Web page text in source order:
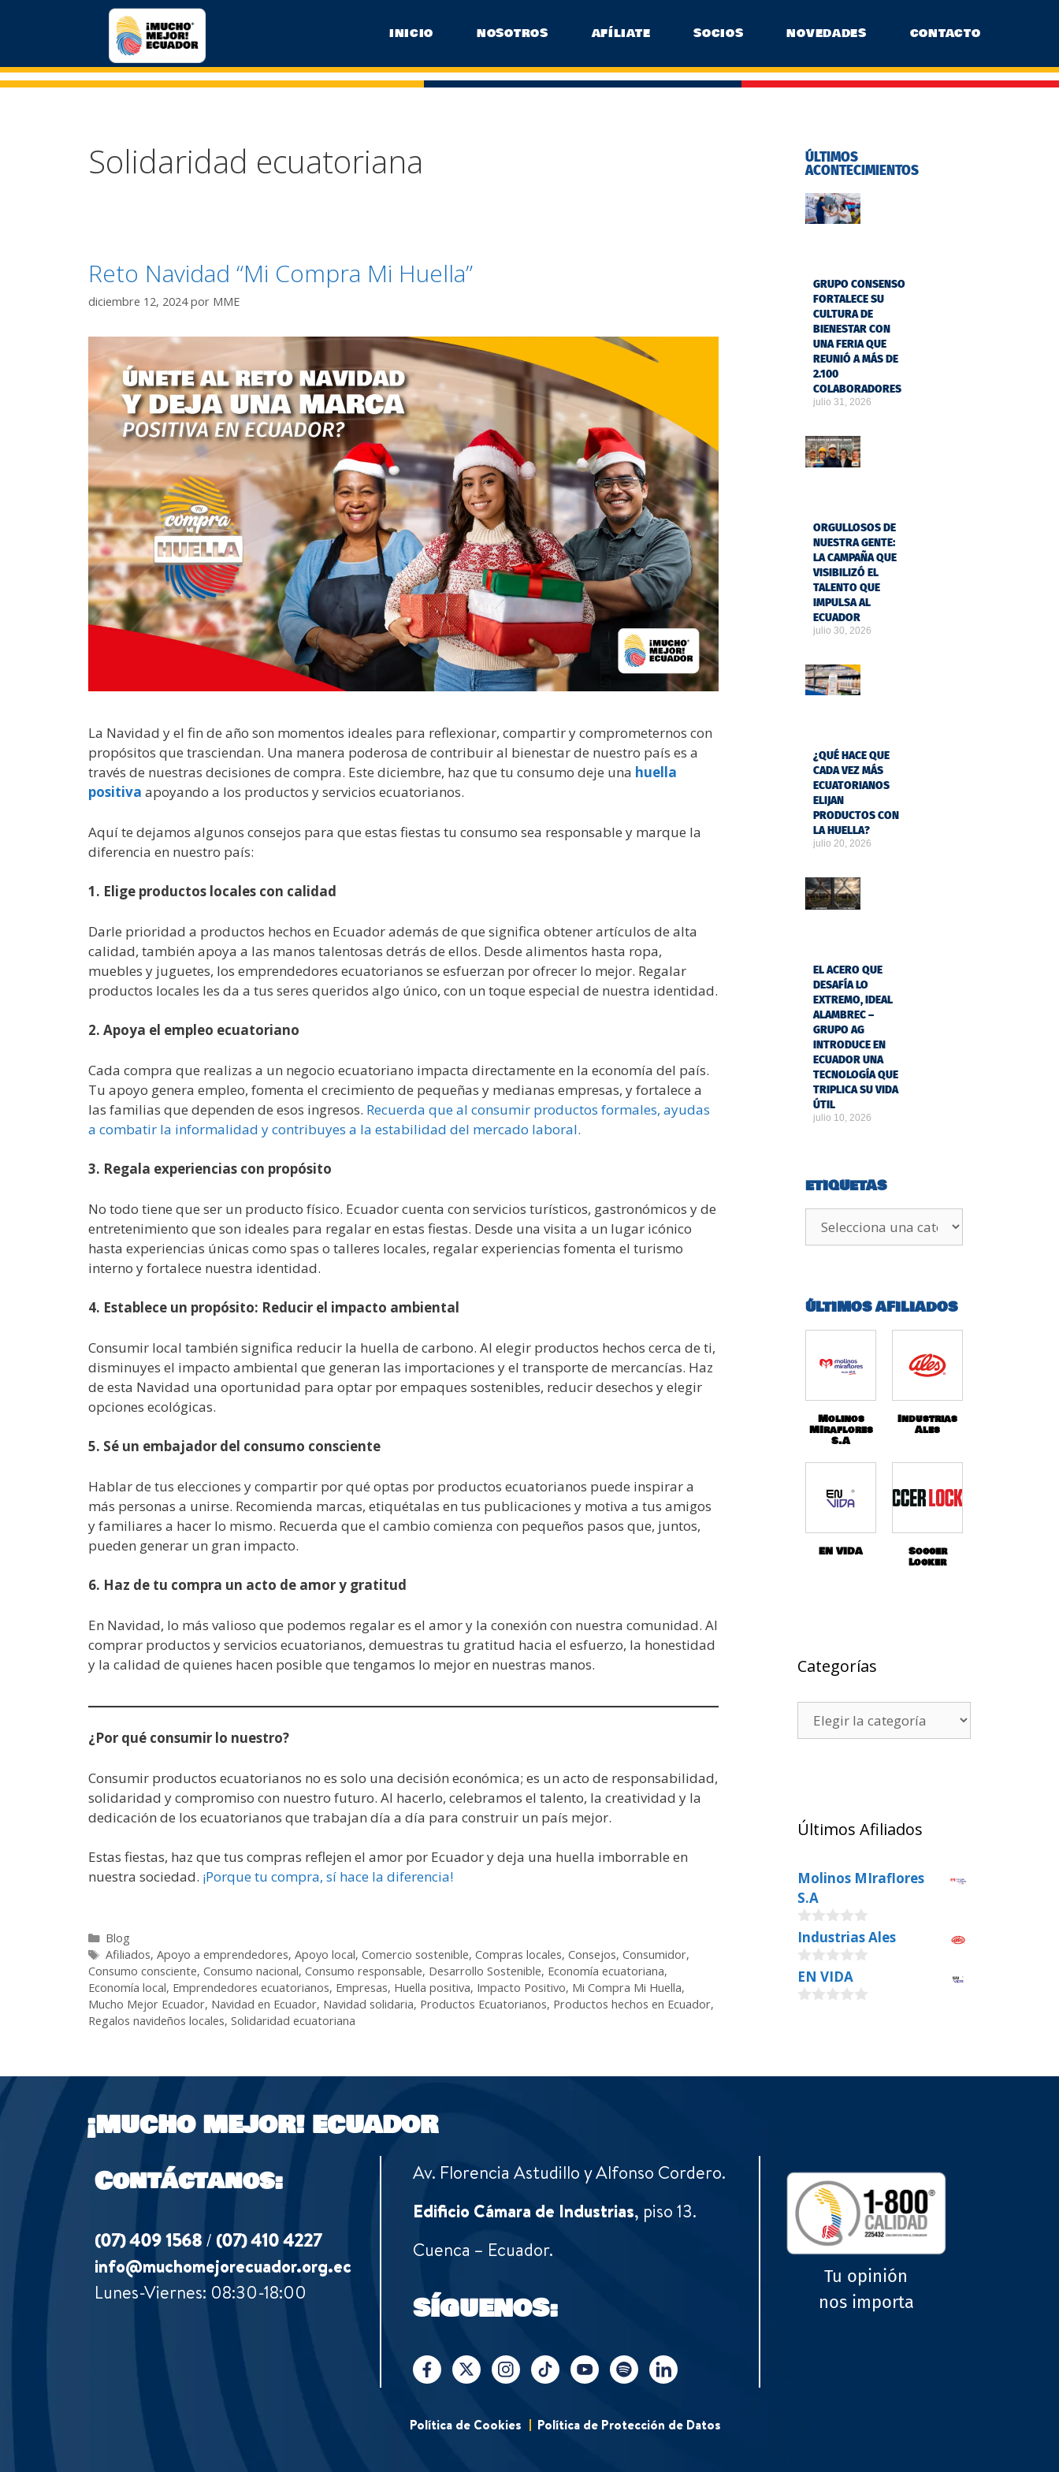
INICIO NOSOTROS AFÍLIATE SOCIOS NOVEDADES CONTACTO
Solidaridad ecuatoriana
Reto Navidad “Mi Compra Mi Huella”
diciembre 12, 2024 por MME
La Navidad y el fin de año son momentos ideales para reflexionar, compartir y comprometernos con
propósitos que trasciendan. Una manera poderosa de contribuir al bienestar de nuestro país es a
través de nuestras decisiones de compra. Este diciembre, haz que tu consumo deje una huella
positiva apoyando a los productos y servicios ecuatorianos.
Aquí te dejamos algunos consejos para que estas fiestas tu consumo sea responsable y marque la
diferencia en nuestro país:
1. Elige productos locales con calidad
Darle prioridad a productos hechos en Ecuador además de que significa obtener artículos de alta
calidad, también apoya a las manos talentosas detrás de ellos. Desde alimentos hasta ropa,
muebles y juguetes, los emprendedores ecuatorianos se esfuerzan por ofrecer lo mejor. Regalar
productos locales les da a tus seres queridos algo único, con un toque especial de nuestra identidad.
2. Apoya el empleo ecuatoriano
Cada compra que realizas a un negocio ecuatoriano impacta directamente en la economía del país.
Tu apoyo genera empleo, fomenta el crecimiento de pequeñas y medianas empresas, y fortalece a
las familias que dependen de esos ingresos. Recuerda que al consumir productos formales, ayudas
a combatir la informalidad y contribuyes a la estabilidad del mercado laboral.
3. Regala experiencias con propósito
No todo tiene que ser un producto físico. Ecuador cuenta con servicios turísticos, gastronómicos y de
entretenimiento que son ideales para regalar en estas fiestas. Desde una visita a un lugar icónico
hasta experiencias únicas como spas o talleres locales, regalar experiencias fomenta el turismo
interno y fortalece nuestra identidad.
4. Establece un propósito: Reducir el impacto ambiental
Consumir local también significa reducir la huella de carbono. Al elegir productos hechos cerca de ti,
disminuyes el impacto ambiental que generan las importaciones y el transporte de mercancías. Haz
de esta Navidad una oportunidad para optar por empaques sostenibles, reducir desechos y elegir
opciones ecológicas.
5. Sé un embajador del consumo consciente
Hablar de tus elecciones y compartir por qué optas por productos ecuatorianos puede inspirar a
más personas a unirse. Recomienda marcas, etiquétalas en tus publicaciones y motiva a tus amigos
y familiares a hacer lo mismo. Recuerda que el cambio comienza con pequeños pasos que, juntos,
pueden generar un gran impacto.
6. Haz de tu compra un acto de amor y gratitud
En Navidad, lo más valioso que podemos regalar es el amor y la conexión con nuestra comunidad. Al
comprar productos y servicios ecuatorianos, demuestras tu gratitud hacia el esfuerzo, la honestidad
y la calidad de quienes hacen posible que tengamos lo mejor en nuestras manos.
¿Por qué consumir lo nuestro?
Consumir productos ecuatorianos no es solo una decisión económica; es un acto de responsabilidad,
solidaridad y compromiso con nuestro futuro. Al hacerlo, celebramos el talento, la creatividad y la
dedicación de los ecuatorianos que trabajan día a día para construir un país mejor.
Estas fiestas, haz que tus compras reflejen el amor por Ecuador y deja una huella imborrable en
nuestra sociedad. ¡Porque tu compra, sí hace la diferencia!
Blog
Afiliados, Apoyo a emprendedores, Apoyo local, Comercio sostenible, Compras locales, Consejos, Consumidor,
Consumo consciente, Consumo nacional, Consumo responsable, Desarrollo Sostenible, Economía ecuatoriana,
Economía local, Emprendedores ecuatorianos, Empresas, Huella positiva, Impacto Positivo, Mi Compra Mi Huella,
Mucho Mejor Ecuador, Navidad en Ecuador, Navidad solidaria, Productos Ecuatorianos, Productos hechos en Ecuador,
Regalos navideños locales, Solidaridad ecuatoriana
ÚLTIMOS
ACONTECIMIENTOS
GRUPO CONSENSO
FORTALECE SU
CULTURA DE
BIENESTAR CON
UNA FERIA QUE
REUNIÓ A MÁS DE
2.100
COLABORADORES
julio 31, 2026
ORGULLOSOS DE
NUESTRA GENTE:
LA CAMPAÑA QUE
VISIBILIZÓ EL
TALENTO QUE
IMPULSA AL
ECUADOR
julio 30, 2026
¿QUÉ HACE QUE
CADA VEZ MÁS
ECUATORIANOS
ELIJAN
PRODUCTOS CON
LA HUELLA?
julio 20, 2026
EL ACERO QUE
DESAFÍA LO
EXTREMO, IDEAL
ALAMBREC –
GRUPO AG
INTRODUCE EN
ECUADOR UNA
TECNOLOGÍA QUE
TRIPLICA SU VIDA
ÚTIL
julio 10, 2026
ETIQUETAS
ÚLTIMOS AFILIADOS
Molinos
MIraflores
S.A
Industrias
Ales
EN VIDA Soccer
Locker
Categorías
Últimos Afiliados
Molinos MIraflores
S.A
0
o
u
t
o
f
Industrias Ales
0
o
u
EN VIDA
f
¡MUCHO MEJOR! ECUADOR
Contáctanos:
(07) 409 1568 / (07) 410 4227
info@muchomejorecuador.org.ec
Lunes-Viernes: 08:30-18:00
Av. Florencia Astudillo y Alfonso Cordero.
Edificio Cámara de Industrias, piso 13.
Cuenca – Ecuador.
SÍGUENOS:
Tu opinión
nos importa
Política de Cookies Política de Protección de Datos